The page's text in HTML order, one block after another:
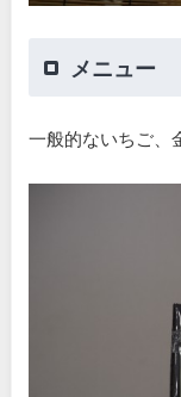
メニュー
一般的ないちご、